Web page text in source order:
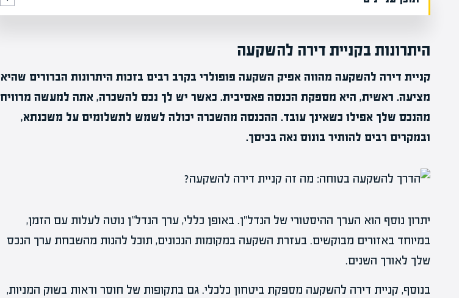
היתרונות בקניית דירה להשקעה
קניית דירה להשקעה מהווה אפיק השקעה פופולרי בקרב רבים בזכות היתרונות הברורים שהיא
מציעה. ראשית, היא מספקת הכנסה פאסיבית. כאשר יש לך נכס להשכרה, אתה למעשה מרוויח
מהנכס שלך אפילו כשאינך עובד. ההכנסה מהשכרה יכולה לשמש לתשלומים על משכנתא,
ובמקרים רבים להותיר בונוס נאה בכיסך.
יתרון נוסף הוא הערך ההיסטורי של הנדל"ן. באופן כללי, ערך הנדל"ן נוטה לעלות עם הזמן,
במיוחד באזורים מבוקשים. בעזרת השקעה במקומות הנכונים, תוכל להנות מהשבחת ערך הנכס
שלך לאורך השנים.
בנוסף, קניית דירה להשקעה מספקת ביטחון כלכלי. גם בתקופות של חוסר ודאות בשוק המניות,